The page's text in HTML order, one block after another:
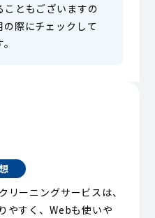
こともございますの
際にチェックして
リーニングサービスは、
やすく、Webも使いや